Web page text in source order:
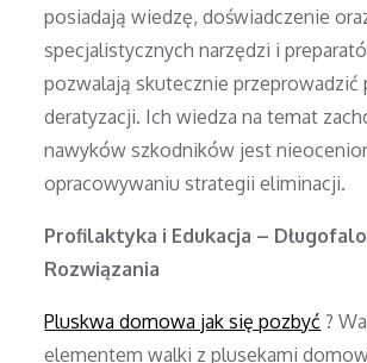
posiadają wiedzę, doświadczenie
specjalistycznych narzędzi i
pozwalają skutecznie przeprowadzić
deratyzacji. Ich wiedza na temat
nawyków szkodników jest
opracowywaniu strategii eliminacji.
Profilaktyka i Edukacja –
Rozwiązania
Pluskwa domowa jak się pozbyć ?
elementem walki z plusekami